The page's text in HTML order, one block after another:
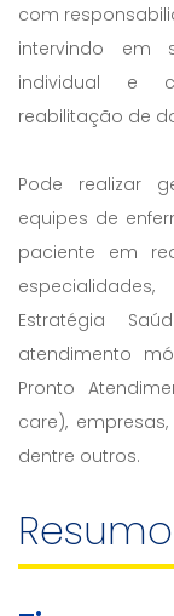
com
intervindo em
individual e
reabilitação de
Pode realizar
equipes de
paciente em
Estratégia
atendimento
Pronto
care),
dentre outros.
Resumo